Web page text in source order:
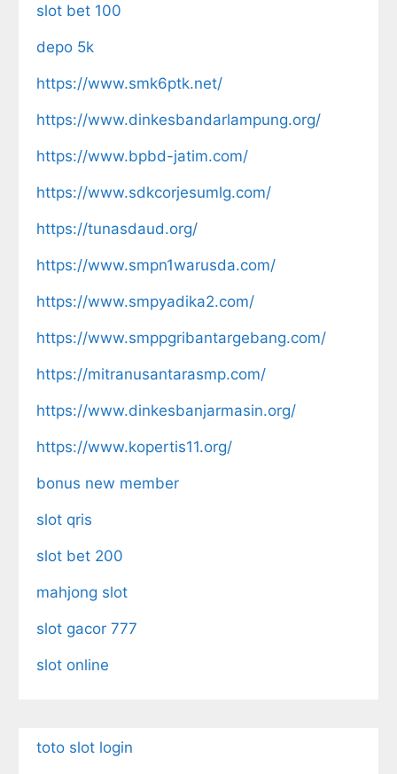
slot bet 100
depo 5k
https://www.smk6ptk.net/
https://www.dinkesbandarlampung.org/
https://www.bpbd-jatim.com/
https://www.sdkcorjesumlg.com/
https://tunasdaud.org/
https://www.smpn1warusda.com/
https://www.smpyadika2.com/
https://www.smppgribantargebang.com/
https://mitranusantarasmp.com/
https://www.dinkesbanjarmasin.org/
https://www.kopertis11.org/
bonus new member
slot qris
slot bet 200
mahjong slot
slot gacor 777
slot online
toto slot login